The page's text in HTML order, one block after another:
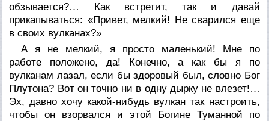
обзывается?… Как встретит, так и давай
прикапываться: «Привет, мелкий! Не сварился еще
в своих вулканах?»
А я не мелкий, я просто маленький! Мне по
работе положено, да! Конечно, а как бы я по
вулканам лазал, если бы здоровый был, словно Бог
Плутона? Вот он точно ни в одну дырку не влезет!…
Эх, давно хочу какой-нибудь вулкан так настроить,
чтобы он взорвался и этой Богине Туманной по